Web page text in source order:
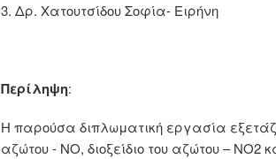
3. Δρ. Χατουτσίδου Σοφία- Ειρήνη
Περίληψη:
Η παρούσα διπλωματική εργασία
αζώτου - NO, διοξείδιο του αζώτου –